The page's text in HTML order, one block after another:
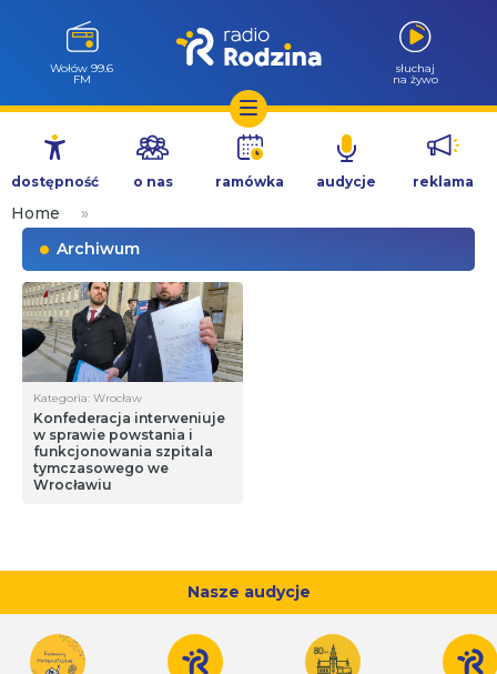
Przejdź
treści
Wołów 99.6
FM
słuchaj
na żywo
dostępność o nas ramówka audycje reklama
Home
»
Archiwum
Kategoria: Wrocław
Konfederacja interweniuje
w sprawie powstania i
funkcjonowania szpitala
tymczasowego we
Wrocławiu
Nasze audycje